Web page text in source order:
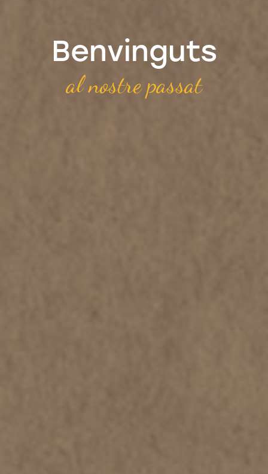
Benvinguts
al nostre passat